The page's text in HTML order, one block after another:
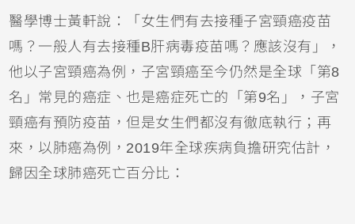
醫學博士黃軒說：「女生們有去接種子宮頸癌疫苗
嗎？一般人有去接種B肝病毒疫苗嗎？應該沒有」，
他以子宮頸癌為例，子宮頸癌至今仍然是全球「第8
名」常見的癌症、也是癌症死亡的「第9名」，子宮
頸癌有預防疫苗，但是女生們都沒有徹底執行；再
來，以肺癌為例，2019年全球疾病負擔研究估計，
歸因全球肺癌死亡百分比：